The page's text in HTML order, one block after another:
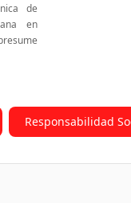
Responsabilidad
de
en